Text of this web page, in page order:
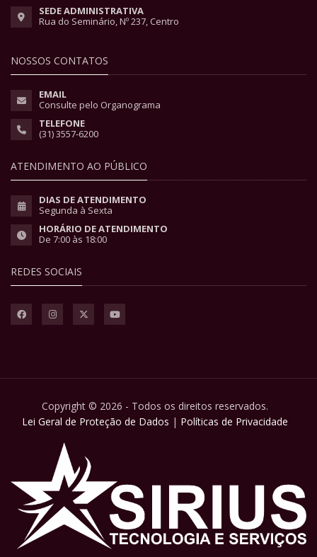
SEDE ADMINISTRATIVA
Rua do Seminário, Nº 237, Centro
NOSSOS CONTATOS
EMAIL
Consulte pelo Organograma
TELEFONE
(31) 3557-6200
ATENDIMENTO AO PÚBLICO
DIAS DE ATENDIMENTO
Segunda à Sexta
HORÁRIO DE ATENDIMENTO
De 7:00 às 18:00
REDES SOCIAIS
Copyright © 2026 - Todos os direitos reservados.
Lei Geral de Proteção de Dados | Políticas de Privacidade